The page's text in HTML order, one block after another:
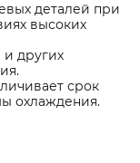
деталей при
высоких
других
срок
охлаждения.